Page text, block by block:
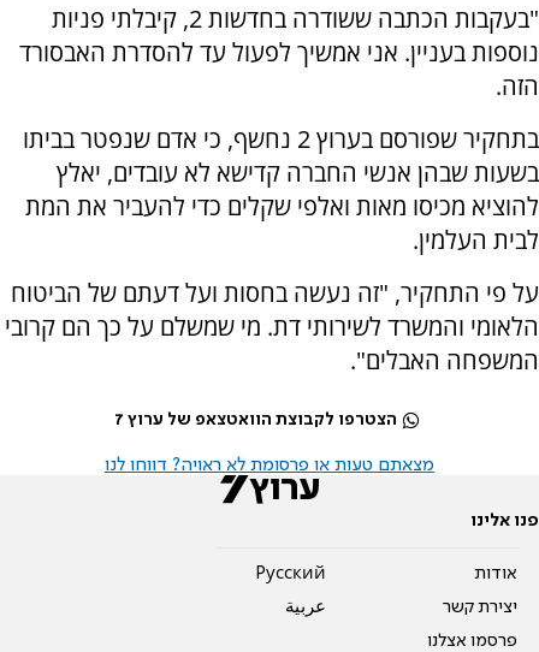
"בעקבות הכתבה ששודרה בחדשות 2, קיבלתי פניות
נוספות בעניין. אני אמשיך לפעול עד להסדרת האבסורד
הזה.
בתחקיר שפורסם בערוץ 2 נחשף, כי אדם שנפטר בביתו
בשעות שבהן אנשי החברה קדישא לא עובדים, יאלץ
להוציא מכיסו מאות ואלפי שקלים כדי להעביר את המת
לבית העלמין.
על פי התחקיר, "זה נעשה בחסות ועל דעתם של הביטוח
הלאומי והמשרד לשירותי דת. מי שמשלם על כך הם קרובי
המשפחה האבלים".
הצטרפו לקבוצת הוואטצאפ של ערוץ 7
מצאתם טעות או פרסומת לא ראויה? דווחו לנו
פנו אלינו
אודות
יצירת קשר
פרסמו אצלנו
Pусский
عربية